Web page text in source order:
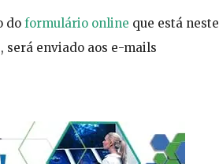
do formulário online que está neste
será enviado aos e-mails